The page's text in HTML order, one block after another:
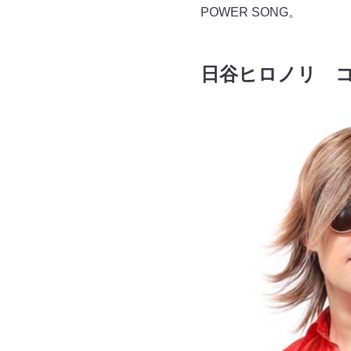
POWER SONG。
日谷ヒロノリ